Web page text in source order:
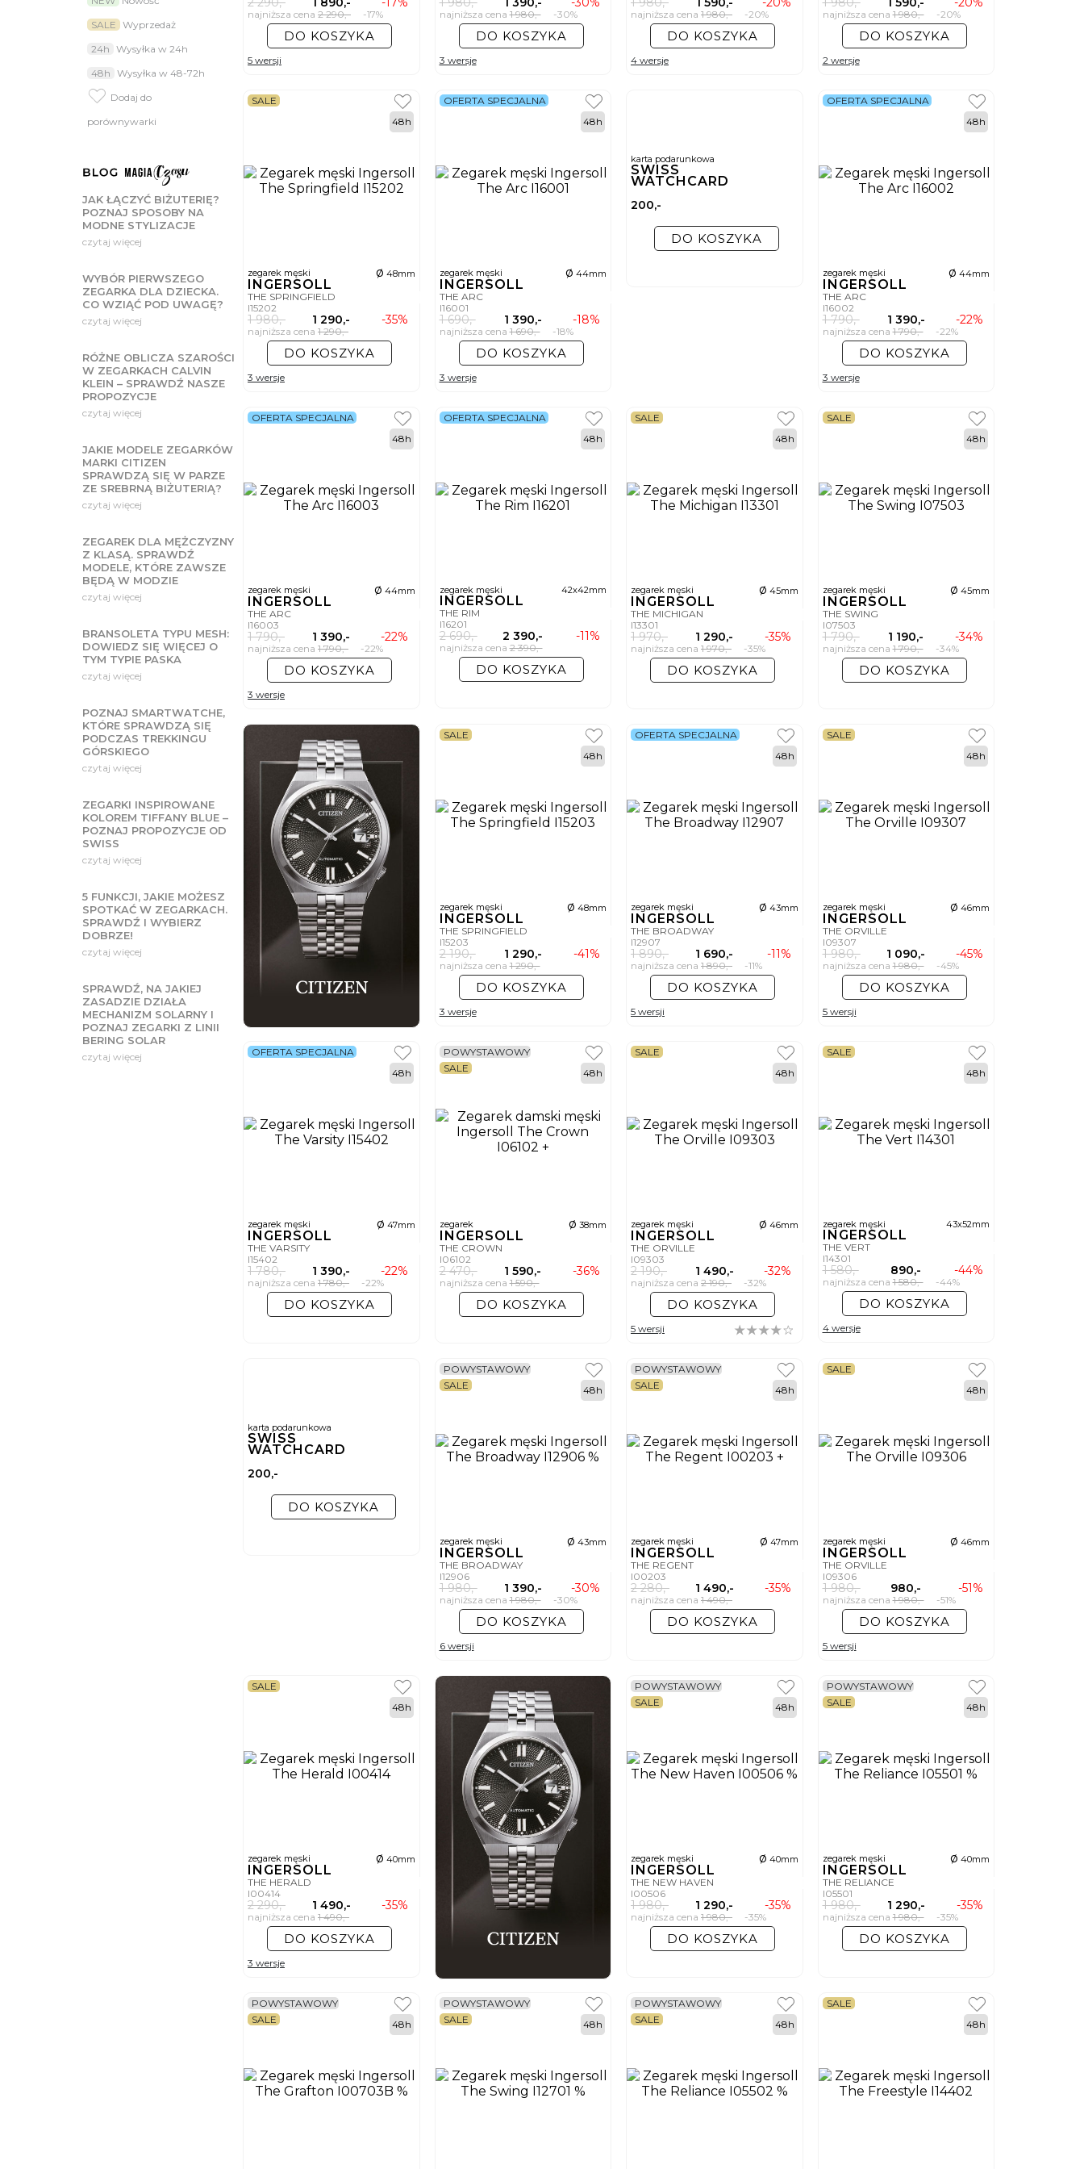
SALE Wyprzedaż
24h Wysyłka w 24h
48h Wysyłka w 48-72h
Dodaj do
porównywarki
JAK ŁĄCZYĆ BIŻUTERIĘ?
POZNAJ SPOSOBY NA
MODNE STYLIZACJE
czytaj więcej
WYBÓR PIERWSZEGO
ZEGARKA DLA DZIECKA.
CO WZIĄĆ POD UWAGĘ?
czytaj więcej
RÓŻNE OBLICZA SZAROŚCI
W ZEGARKACH CALVIN
KLEIN – SPRAWDŹ NASZE
PROPOZYCJE
czytaj więcej
JAKIE MODELE ZEGARKÓW
MARKI CITIZEN
SPRAWDZĄ SIĘ W PARZE
ZE SREBRNĄ BIŻUTERIĄ?
czytaj więcej
ZEGAREK DLA MĘŻCZYZNY
Z KLASĄ. SPRAWDŹ
MODELE, KTÓRE ZAWSZE
BĘDĄ W MODZIE
czytaj więcej
BRANSOLETA TYPU MESH:
DOWIEDZ SIĘ WIĘCEJ O
TYM TYPIE PASKA
czytaj więcej
POZNAJ SMARTWATCHE,
KTÓRE SPRAWDZĄ SIĘ
PODCZAS TREKKINGU
GÓRSKIEGO
czytaj więcej
ZEGARKI INSPIROWANE
KOLOREM TIFFANY BLUE –
POZNAJ PROPOZYCJE OD
SWISS
czytaj więcej
5 FUNKCJI, JAKIE MOŻESZ
SPOTKAĆ W ZEGARKACH.
SPRAWDŹ I WYBIERZ
DOBRZE!
czytaj więcej
SPRAWDŹ, NA JAKIEJ
ZASADZIE DZIAŁA
MECHANIZM SOLARNY I
POZNAJ ZEGARKI Z LINII
BERING SOLAR
czytaj więcej
najniższa cena 2 290,- -17%
DO KOSZYKA
5 wersji
najniższa cena1 980,- -30%
DO KOSZYKA
3 wersje
najniższa cena 1 980,- -20%
DO KOSZYKA
4 wersje
najniższa cena1 980,- -20%
DO KOSZYKA
2 wersje
zegarek męski ø 48mm
INGERSOLL
THE SPRINGFIELD
I15202
1 980,- 1 290,- -35%
najniższa cena 1 290,-
SALE
48h
DO KOSZYKA
3 wersje
zegarek męski ø 44mm
INGERSOLL
THE ARC
I16001
1 690,- 1 390,- -18%
najniższa cena1 690,- -18%
OFERTA SPECJALNA
48h
DO KOSZYKA
3 wersje
karta podarunkowa
SWISS
WATCHCARD
200,-
DO KOSZYKA
zegarek męski ø 44mm
INGERSOLL
THE ARC
I16002
1 790,- 1 390,- -22%
najniższa cena1 790,- -22%
OFERTA SPECJALNA
48h
DO KOSZYKA
3 wersje
zegarek męski ø 44mm
INGERSOLL
THE ARC
I16003
1 790,- 1 390,- -22%
najniższa cena 1 790,- -22%
OFERTA SPECJALNA
48h
DO KOSZYKA
3 wersje
zegarek męski 42x42mm
INGERSOLL
THE RIM
I16201
2 690,- 2 390,- -11%
najniższa cena2 390,-
OFERTA SPECJALNA
48h
DO KOSZYKA
zegarek męski ø 45mm
INGERSOLL
THE MICHIGAN
I13301
1 970,- 1 290,- -35%
najniższa cena 1 970,- -35%
SALE
48h
DO KOSZYKA
zegarek męski ø 45mm
INGERSOLL
THE SWING
I07503
1 790,- 1 190,- -34%
najniższa cena1 790,- -34%
SALE
48h
DO KOSZYKA
zegarek męski ø 48mm
INGERSOLL
THE SPRINGFIELD
I15203
2 190,- 1 290,- -41%
najniższa cena1 290,-
SALE
48h
DO KOSZYKA
3 wersje
zegarek męski ø 43mm
INGERSOLL
THE BROADWAY
I12907
1 890,- 1 690,- -11%
najniższa cena 1 890,- -11%
OFERTA SPECJALNA
48h
DO KOSZYKA
5 wersji
zegarek męski ø 46mm
INGERSOLL
THE ORVILLE
I09307
1 980,- 1 090,- -45%
najniższa cena1 980,- -45%
SALE
48h
DO KOSZYKA
5 wersji
zegarek męski ø 47mm
INGERSOLL
THE VARSITY
I15402
1 780,- 1 390,- -22%
najniższa cena 1 780,- -22%
OFERTA SPECJALNA
48h
DO KOSZYKA
zegarek ø 38mm
INGERSOLL
THE CROWN
I06102
2 470,- 1 590,- -36%
najniższa cena1 590,-
POWYSTAWOWY
SALE
48h
DO KOSZYKA
zegarek męski ø 46mm
INGERSOLL
THE ORVILLE
I09303
2 190,- 1 490,- -32%
najniższa cena 2 190,- -32%
SALE
48h
DO KOSZYKA
5 wersji
zegarek męski 43x52mm
INGERSOLL
THE VERT
I14301
1 580,- 890,- -44%
najniższa cena1 580,- -44%
SALE
48h
DO KOSZYKA
4 wersje
karta podarunkowa
SWISS
WATCHCARD
200,-
DO KOSZYKA
zegarek męski ø 43mm
INGERSOLL
THE BROADWAY
I12906
1 980,- 1 390,- -30%
najniższa cena1 980,- -30%
POWYSTAWOWY
SALE
48h
DO KOSZYKA
6 wersji
zegarek męski ø 47mm
INGERSOLL
THE REGENT
I00203
2 280,- 1 490,- -35%
najniższa cena 1 490,-
POWYSTAWOWY
SALE
48h
DO KOSZYKA
zegarek męski ø 46mm
INGERSOLL
THE ORVILLE
I09306
1 980,- 980,- -51%
najniższa cena1 980,- -51%
SALE
48h
DO KOSZYKA
5 wersji
zegarek męski ø 40mm
INGERSOLL
THE HERALD
I00414
2 290,- 1 490,- -35%
najniższa cena 1 490,-
SALE
48h
DO KOSZYKA
3 wersje
zegarek męski ø 40mm
INGERSOLL
THE NEW HAVEN
I00506
1 980,- 1 290,- -35%
najniższa cena 1 980,- -35%
POWYSTAWOWY
SALE
48h
DO KOSZYKA
zegarek męski ø 40mm
INGERSOLL
THE RELIANCE
I05501
1 980,- 1 290,- -35%
najniższa cena1 980,- -35%
POWYSTAWOWY
SALE
48h
DO KOSZYKA
POWYSTAWOWY
SALE
48h
POWYSTAWOWY
SALE
48h
POWYSTAWOWY
SALE
48h
SALE
48h